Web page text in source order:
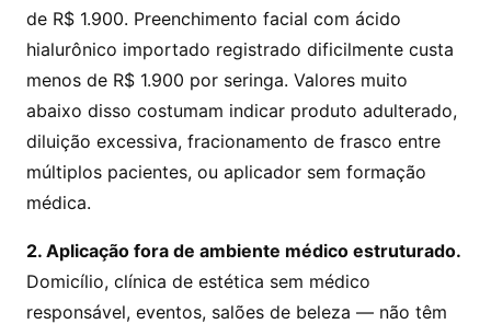
de R$ 1.900. Preenchimento facial com ácido
hialurônico importado registrado dificilmente custa
menos de R$ 1.900 por seringa. Valores muito
abaixo disso costumam indicar produto adulterado,
diluição excessiva, fracionamento de frasco entre
múltiplos pacientes, ou aplicador sem formação
médica.
2. Aplicação fora de ambiente médico estruturado.
Domicílio, clínica de estética sem médico
responsável, eventos, salões de beleza — não têm